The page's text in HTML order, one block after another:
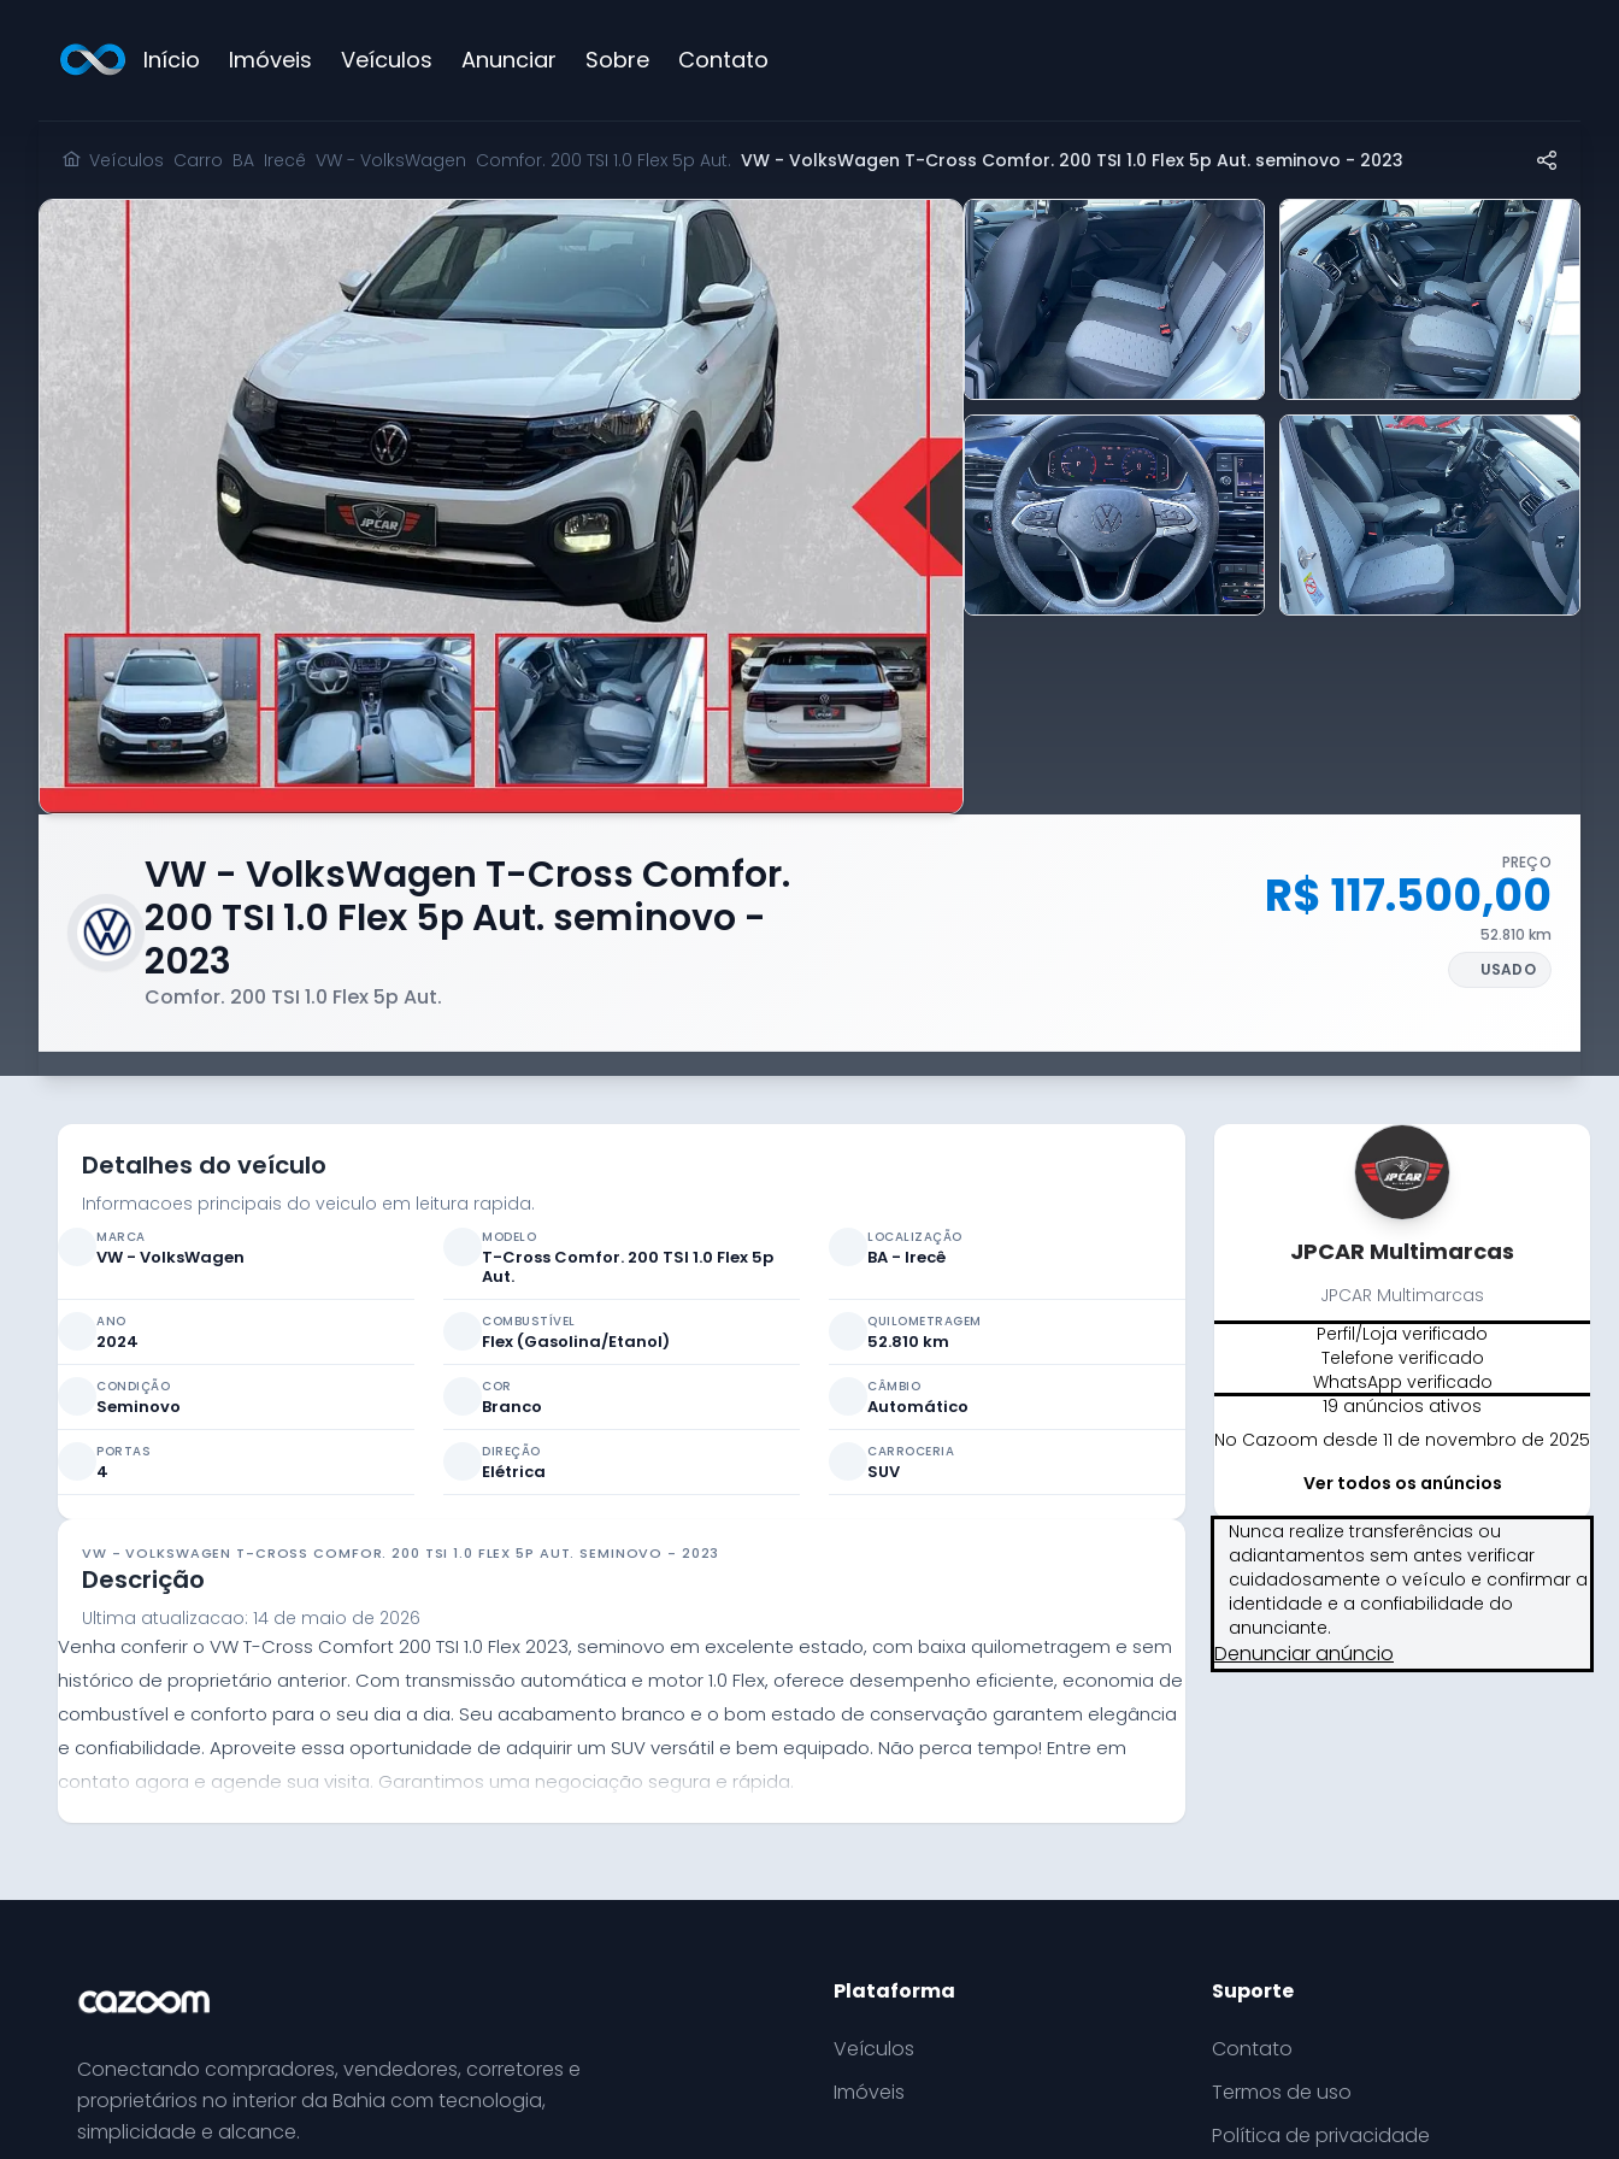
Início Imóveis Veículos Anunciar Sobre Contato
Veículos Carro BA Irecê VW - VolksWagen Comfor. 200 TSI 1.0 Flex 5p Aut. VW - VolksWagen T-Cross Comfor. 200 TSI 1.0 Flex 5p Aut. seminovo - 2023
VW - VolksWagen T-Cross Comfor.
200 TSI 1.0 Flex 5p Aut. seminovo -
2023
Comfor. 200 TSI 1.0 Flex 5p Aut.
PREÇO
R$ 117.500,00
52.810 km
USADO
Detalhes do veículo
Informacoes principais do veiculo em leitura rapida.
MARCA
VW - VolksWagen
MODELO
T-Cross Comfor. 200 TSI 1.0 Flex 5p
Aut.
LOCALIZAÇÃO
BA - Irecê
ANO
2024
COMBUSTÍVEL
Flex (Gasolina/Etanol)
QUILOMETRAGEM
52.810 km
CONDIÇÃO
Seminovo
COR
Branco
CÂMBIO
Automático
PORTAS
4
DIREÇÃO
Elétrica
CARROCERIA
SUV
VW - VOLKSWAGEN T-CROSS COMFOR. 200 TSI 1.0 FLEX 5P AUT. SEMINOVO - 2023
Descrição
Ultima atualizacao: 14 de maio de 2026
Venha conferir o VW T-Cross Comfort 200 TSI 1.0 Flex 2023, seminovo em excelente estado, com baixa quilometragem e sem
histórico de proprietário anterior. Com transmissão automática e motor 1.0 Flex, oferece desempenho eficiente, economia de
combustível e conforto para o seu dia a dia. Seu acabamento branco e o bom estado de conservação garantem elegância
e confiabilidade. Aproveite essa oportunidade de adquirir um SUV versátil e bem equipado. Não perca tempo! Entre em
contato agora e agende sua visita. Garantimos uma negociação segura e rápida.
JPCAR Multimarcas
JPCAR Multimarcas
Perfil/Loja verificado
Telefone verificado
WhatsApp verificado
19 anúncios ativos
No Cazoom desde 11 de novembro de 2025
Ver todos os anúncios
Nunca realize transferências ou
adiantamentos sem antes verificar
cuidadosamente o veículo e confirmar a
identidade e a confiabilidade do
anunciante.
Denunciar anúncio
Conectando compradores, vendedores, corretores e
proprietários no interior da Bahia com tecnologia,
simplicidade e alcance.
Plataforma
Veículos
Imóveis
Suporte
Contato
Termos de uso
Política de privacidade